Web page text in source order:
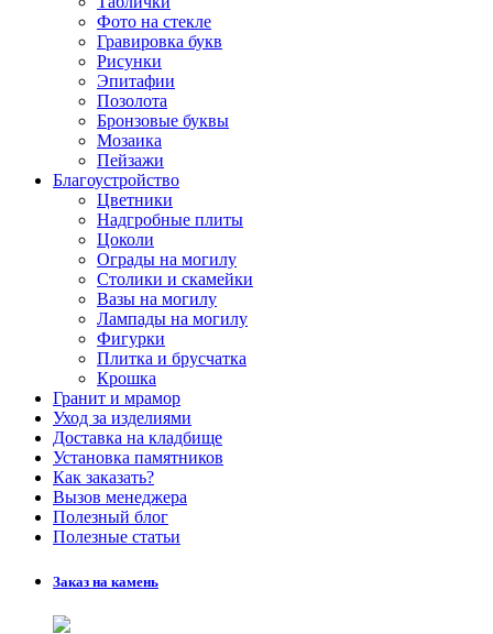
Фото на стекле
Гравировка букв
Рисунки
Эпитафии
Позолота
Бронзовые буквы
Мозаика
Пейзажи
Благоустройство
Цветники
Надгробные плиты
Цоколи
Ограды на могилу
Столики и скамейки
Вазы на могилу
Лампады на могилу
Фигурки
Плитка и брусчатка
Крошка
Гранит и мрамор
Уход за изделиями
Доставка на кладбище
Установка памятников
Как заказать?
Вызов менеджера
Полезный блог
Полезные статьи
Заказ на камень